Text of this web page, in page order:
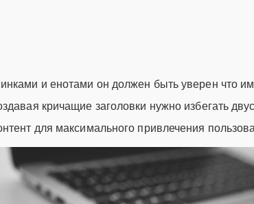
и енотами он должен быть уверен что
кричащие заголовки нужно избегать
для максимального привлечения